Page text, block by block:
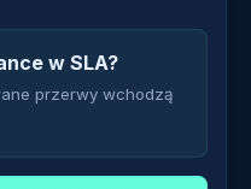
w SLA?
przerwy wchodzą